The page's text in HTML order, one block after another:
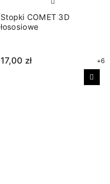
Stopki COMET 3D
łososiowe
17,00 zł +6